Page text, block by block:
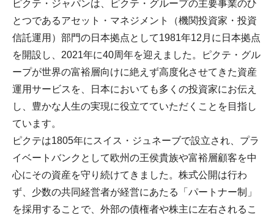
ピクテ・ジャパンは、ピクテ・グループの主要事業のひ
とつであるアセット・マネジメント（機関投資家・投資
信託運用）部門の日本拠点として1981年12月に日本拠点
を開設し、2021年に40周年を迎えました。ピクテ・グル
ープが世界の富裕層向けに絶えず高度化させてきた資産
運用サービスを、日本においても多くの投資家にお伝え
し、豊かな人生の実現に役立てていただくことを目指し
ています。
ピクテは1805年にスイス・ジュネーブで設立され、プラ
イベートバンクとして欧州の王侯貴族や富裕層顧客を中
心にその資産を守り続けてきました。株式公開は行わ
ず、少数の共同経営者が経営にあたる「パートナー制」
を採用することで、外部の債権者や株主に左右されるこ